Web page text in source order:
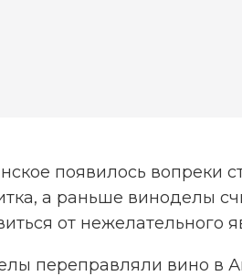
появилось вопреки
а раньше виноделы
от нежелательного
переправляли вино в